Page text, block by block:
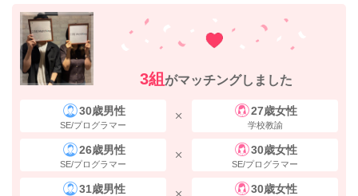
3組 がマッチングしました
30歳男性
SE/プログラマー
27歳女性
学校教諭
26歳男性
SE/プログラマー
30歳女性
SE/プログラマー
31歳男性 30歳女性